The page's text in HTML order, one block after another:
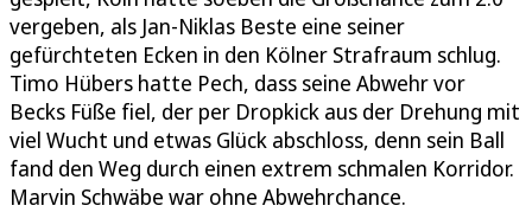
vergeben, als Jan-Niklas Beste eine seiner
gefürchteten Ecken in den Kölner Strafraum schlug.
Timo Hübers hatte Pech, dass seine Abwehr vor
Becks Füße fiel, der per Dropkick aus der Drehung mit
viel Wucht und etwas Glück abschloss, denn sein Ball
fand den Weg durch einen extrem schmalen Korridor.
Marvin Schwäbe war ohne Abwehrchance.